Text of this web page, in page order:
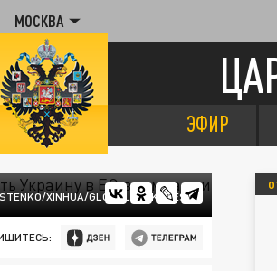
МОСКВА
ЭФИР
XINHUA/GLOBALLOOKPRESS